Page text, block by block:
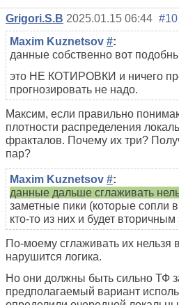
Grigori.S.B 2025.01.15 06:44 #10
Maxim Kuznetsov #:
данные собственно вот
это НЕ КОТИРОВКИ и ничего
прогнозировать не надо.
Максим, если правильно
плотности распределения
фракталов. Почему их три?
пар?
Maxim Kuznetsov #:
данные дальше сглаживать
заметные пики (которые сопли
кто-то из них и будет
По-моему сглаживать их нельзя
нарушится логика.
Но они должны быть сильно ТФ
предполагаемый вариант